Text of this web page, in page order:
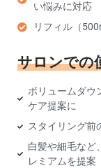
い悩みに対応
リフィル（
サロンでの
ボリュームダウ
ケア提案に
スタイリング前
白髪や細毛など
レミアムを提案